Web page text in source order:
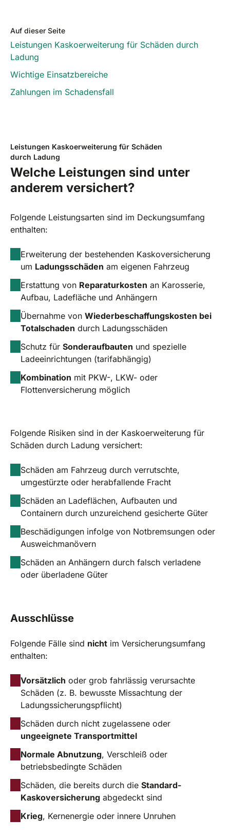
Auf dieser Seite
Leistungen Kaskoerweiterung für Schäden durch
Ladung
Wichtige Einsatzbereiche
Zahlungen im Schadensfall
Leistungen Kaskoerweiterung für Schäden
durch Ladung
Welche Leistungen sind unter
anderem versichert?
Folgende Leistungsarten sind im Deckungsumfang
enthalten:
Erweiterung der bestehenden Kaskoversicherung
um Ladungsschäden am eigenen Fahrzeug
Erstattung von Reparaturkosten an Karosserie,
Aufbau, Ladefläche und Anhängern
Übernahme von Wiederbeschaffungskosten bei
Totalschaden durch Ladungsschäden
Schutz für Sonderaufbauten und spezielle
Ladeeinrichtungen (tarifabhängig)
Kombination mit PKW-, LKW- oder
Flottenversicherung möglich
Folgende Risiken sind in der Kaskoerweiterung für
Schäden durch Ladung versichert:
Schäden am Fahrzeug durch verrutschte,
umgestürzte oder herabfallende Fracht
Schäden an Ladeflächen, Aufbauten und
Containern durch unzureichend gesicherte Güter
Beschädigungen infolge von Notbremsungen oder
Ausweichmanövern
Schäden an Anhängern durch falsch verladene
oder überladene Güter
Ausschlüsse
Folgende Fälle sind nicht im Versicherungsumfang
enthalten:
Vorsätzlich oder grob fahrlässig verursachte
Schäden (z. B. bewusste Missachtung der
Ladungssicherungspflicht)
Schäden durch nicht zugelassene oder
ungeeignete Transportmittel
Normale Abnutzung, Verschleiß oder
betriebsbedingte Schäden
Schäden, die bereits durch die Standard-
Kaskoversicherung abgedeckt sind
Krieg, Kernenergie oder innere Unruhen